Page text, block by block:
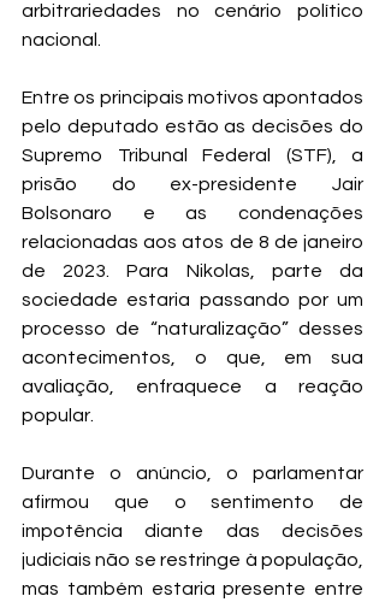
arbitrariedades no cenário político
nacional.
Entre os principais motivos apontados
pelo deputado estão as decisões do
Supremo Tribunal Federal (STF), a
prisão do ex-presidente Jair
Bolsonaro e as condenações
relacionadas aos atos de 8 de janeiro
de 2023. Para Nikolas, parte da
sociedade estaria passando por um
processo de “naturalização” desses
acontecimentos, o que, em sua
avaliação, enfraquece a reação
popular.
Durante o anúncio, o parlamentar
afirmou que o sentimento de
impotência diante das decisões
judiciais não se restringe à população,
mas também estaria presente entre